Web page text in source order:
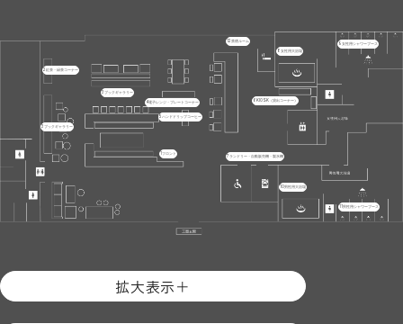
1フロント
2紅茶・緑茶コーナー
3 ブックギャラリー
3 ブックギャラリー
4電子レンジ・プレートコーナー
5 ハンドドリップコーヒー
6 KIOSK（貸出コーナー）
7 ランドリー・自動販売機・製氷機
8 女性用大浴場
9 女性用シャワーブース
10男性用大浴場
11男性用シャワーブース
12 禁煙ルーム
拡大表示＋